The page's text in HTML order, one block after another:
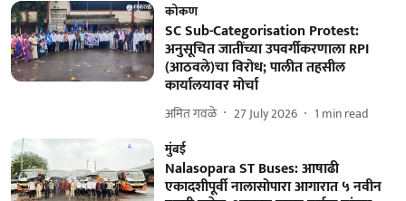
कोकण
SC Sub-Categorisation Protest:
अनुसूचित जातींच्या उपवर्गीकरणाला RPI
(आठवले)चा विरोध; पालीत तहसील
कार्यालयावर मोर्चा
अमित गवळे 27 July 2026 1 min read
मुंबई
Nalasopara ST Buses: आषाढी
एकादशीपूर्वी नालासोपारा आगारात ५ नवीन